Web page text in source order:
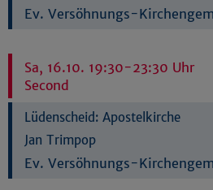
Ev. Versöhnungs-
Sa, 16.10. 19:30-23:30 Uhr
Second
Lüdenscheid: Apostelkirche
Jan Trimpop
Ev. Versöhnungs-